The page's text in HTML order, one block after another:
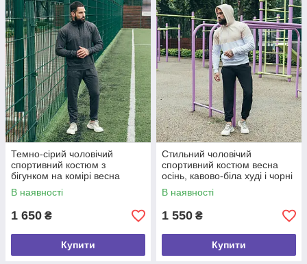
Темно-сірий чоловічий
спортивний костюм з
бігунком на комірі весна
осінь, світшот і спортивні
штани розмір S
В наявності
1 650 ₴
Купити
Стильний чоловічий
спортивний костюм весна
осінь, кавово-біла худі і чорні
спортивні штани розмір
В наявності
1 550 ₴
Купити